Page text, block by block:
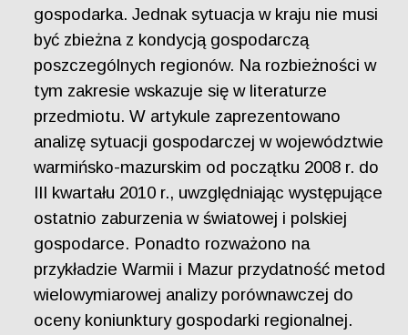
gospodarka. Jednak sytuacja w kraju nie musi
być zbieżna z kondycją gospodarczą
poszczególnych regionów. Na rozbieżności w
tym zakresie wskazuje się w literaturze
przedmiotu. W artykule zaprezentowano
analizę sytuacji gospodarczej w województwie
warmińsko-mazurskim od początku 2008 r. do
III kwartału 2010 r., uwzględniając występujące
ostatnio zaburzenia w światowej i polskiej
gospodarce. Ponadto rozważono na
przykładzie Warmii i Mazur przydatność metod
wielowymiarowej analizy porównawczej do
oceny koniunktury gospodarki regionalnej.